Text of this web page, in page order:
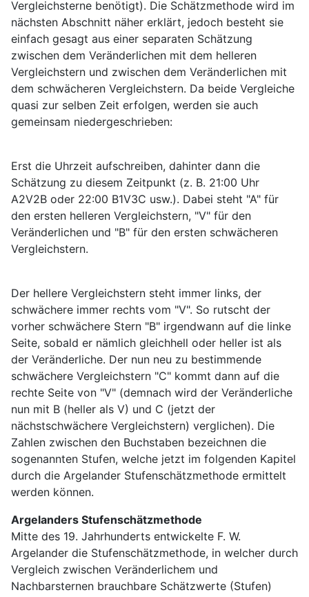
Vergleichsterne benötigt). Die Schätzmethode wird im
nächsten Abschnitt näher erklärt, jedoch besteht sie
einfach gesagt aus einer separaten Schätzung
zwischen dem Veränderlichen mit dem helleren
Vergleichstern und zwischen dem Veränderlichen mit
dem schwächeren Vergleichstern. Da beide Vergleiche
quasi zur selben Zeit erfolgen, werden sie auch
gemeinsam niedergeschrieben:
Erst die Uhrzeit aufschreiben, dahinter dann die
Schätzung zu diesem Zeitpunkt (z. B. 21:00 Uhr
A2V2B oder 22:00 B1V3C usw.). Dabei steht "A" für
den ersten helleren Vergleichstern, "V" für den
Veränderlichen und "B" für den ersten schwächeren
Vergleichstern.
Der hellere Vergleichstern steht immer links, der
schwächere immer rechts vom "V". So rutscht der
vorher schwächere Stern "B" irgendwann auf die linke
Seite, sobald er nämlich gleichhell oder heller ist als
der Veränderliche. Der nun neu zu bestimmende
schwächere Vergleichstern "C" kommt dann auf die
rechte Seite von "V" (demnach wird der Veränderliche
nun mit B (heller als V) und C (jetzt der
nächstschwächere Vergleichstern) verglichen). Die
Zahlen zwischen den Buchstaben bezeichnen die
sogenannten Stufen, welche jetzt im folgenden Kapitel
durch die Argelander Stufenschätzmethode ermittelt
werden können.
Argelanders Stufenschätzmethode
Mitte des 19. Jahrhunderts entwickelte F. W.
Argelander die Stufenschätzmethode, in welcher durch
Vergleich zwischen Veränderlichem und
Nachbarsternen brauchbare Schätzwerte (Stufen)